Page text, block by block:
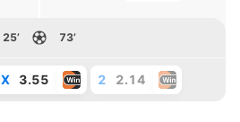
25’ 73’
X 3.55 2 2.14